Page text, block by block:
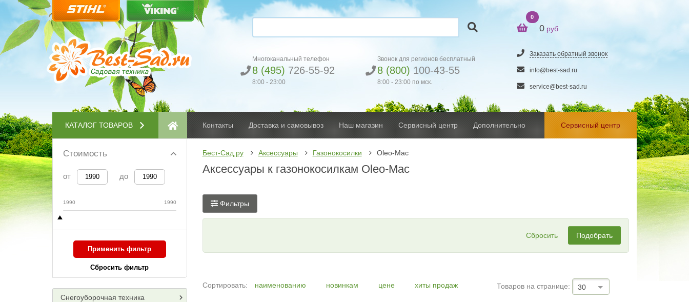
Многоканальный телефон
8 (495) 726-55-92
8:00 - 23:00
Звонок для регионов бесплатный
8 (800) 100-43-55
8:00 - 23:00 по мск.
0
0 руб
Заказать обратный звонок
info@best-sad.ru
service@best-sad.ru
КАТАЛОГ ТОВАРОВ Контакты Доставка и самовывоз Наш магазин Сервисный центр Дополнительно Сервисный центр
Стоимость
от до
1990 1990
Применить фильтр
Сбросить фильтр
Снегоуборочная техника
Бест-Сад.ру Аксессуары Газонокосилки Oleo-Mac
Аксессуары к газонокосилкам Oleo-Mac
Фильтры
Сбросить Подобрать
Сортировать: наименованию новинкам цене хиты продаж Товаров на странице: 30